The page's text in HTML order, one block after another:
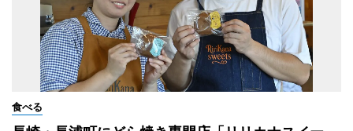
食べる